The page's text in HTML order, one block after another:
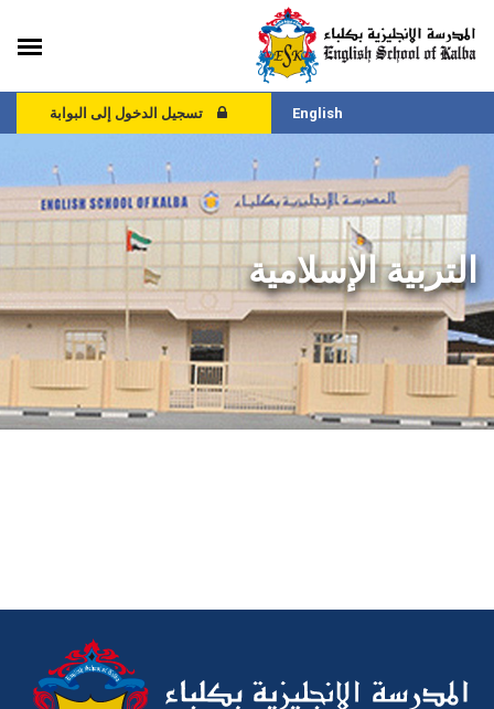
English تسجيل الدخول إلى البوابة
التربية الإسلامية